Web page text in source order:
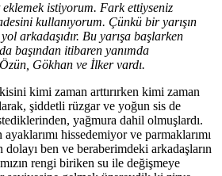
istiyorum. Fark ettiyseniz
kullanıyorum. Çünkü bir yarışın
arkadaşıdır. Bu yarışa başlarken
başından itibaren yanımda
Gökhan ve İlker vardı.
kimi zaman arttırırken kimi zaman
şiddetli rüzgar ve yoğun sis de
yağmura dahil olmuşlardı.
ayaklarımı hissedemiyor ve parmaklarımı
ben ve beraberimdeki arkadaşların
rengi biriken su ile değişmeye